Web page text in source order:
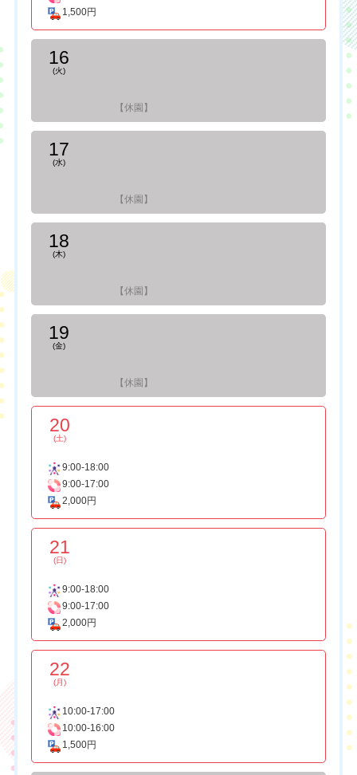
1,500円
16
(火)
【休園】
17
(水)
【休園】
18
(木)
【休園】
19
(金)
【休園】
20
(土)
9:00-18:00
9:00-17:00
2,000円
21
(日)
9:00-18:00
9:00-17:00
2,000円
22
(月)
10:00-17:00
10:00-16:00
1,500円